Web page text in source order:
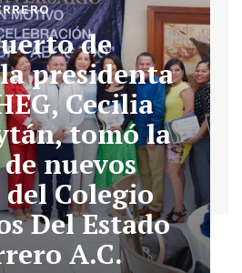
de
presidenta
Cecilia
tomó la
nuevos
Colegio
Del Estado
A.C.